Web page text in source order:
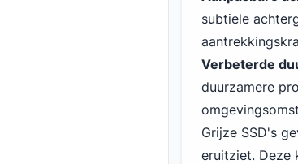
subtiele
Verbeterde
duurzamere
Grijze SSD's
eruitziet. Deze